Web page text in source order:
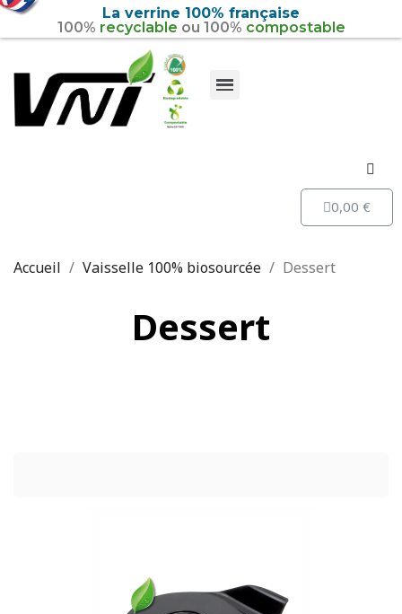
La verrine 100% française
100% recyclable ou 100% compostable
0,00 €
Accueil Vaisselle 100% biosourcée Dessert
Dessert